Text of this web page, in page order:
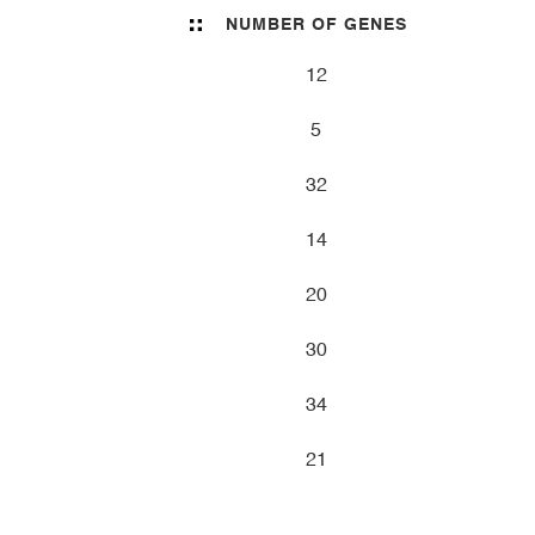
NUMBER OF GENES
12
5
32
14
20
30
34
21